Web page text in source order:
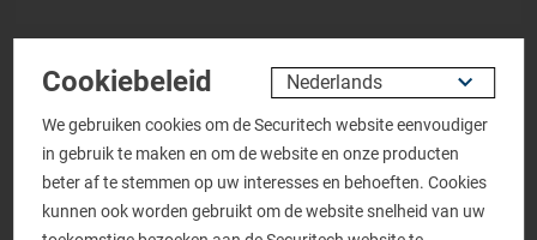
Telefoonnummer*
Cookiebeleid
We gebruiken cookies om de Securitech website eenvoudiger
in gebruik te maken en om de website en onze producten
beter af te stemmen op uw interesses en behoeften. Cookies
kunnen ook worden gebruikt om de website snelheid van uw